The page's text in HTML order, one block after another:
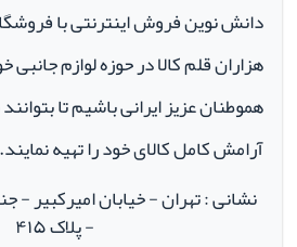
دانش نوین فروش اینترنتی با
هزاران قلم کالا در حوزه لوازم
هموطنان عزیز ایرانی باشیم تا
آرامش کامل کالای خود را تهیه نمایند.
نشانی : تهران - خیابان امیرکبیر
- پلاک ۴۱۵